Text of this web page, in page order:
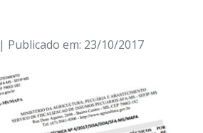
| Publicado em: 23/10/2017